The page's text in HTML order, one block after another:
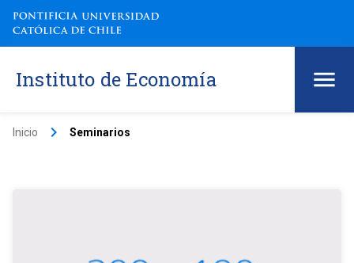
Instituto de Economía
Inicio keyboard_arrow_right Seminarios